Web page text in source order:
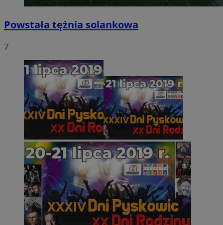
Powstała tężnia solankowa
7